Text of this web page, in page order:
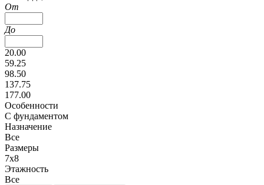
От
До
20.00
59.25
98.50
137.75
177.00
Особенности
С фундаментом
Назначение
Все
Размеры
7х8
Этажность
Все